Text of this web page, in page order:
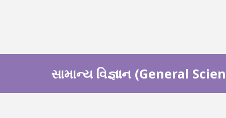
સામાન્ય વિજ્ઞાન (General